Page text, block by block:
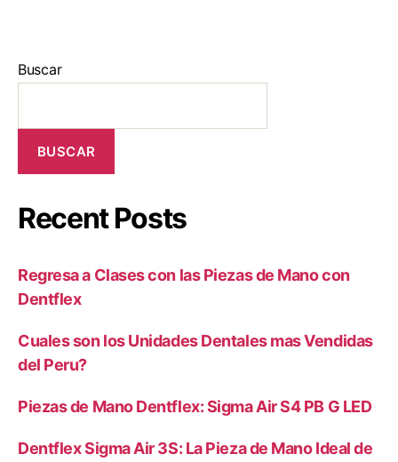
Buscar
BUSCAR
Recent Posts
Regresa a Clases con las Piezas de Mano con
Dentflex
Cuales son los Unidades Dentales mas Vendidas
del Peru?
Piezas de Mano Dentflex: Sigma Air S4 PB G LED
Dentflex Sigma Air 3S: La Pieza de Mano Ideal de